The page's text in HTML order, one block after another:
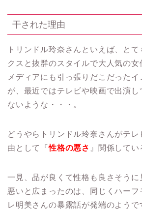
干された理由
トリンドル玲奈さんといえば、とて
クスと抜群のスタイルで大人気の女
メディアにも引っ張りだこだった
が、最近ではテレビや映画で出演し
ないような・・・。
どうやらトリンドル玲奈さんがテレ
由として『性格の悪さ 』関係してい
一見、品が良くて性格も良さそうに
悪いと広まったのは、同じくハー
レ明美さんの暴露話が発端のようで